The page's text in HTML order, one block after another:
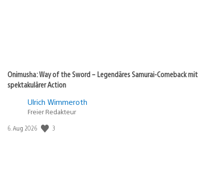
Onimusha: Way of the Sword – Legendäres Samurai-Comeback mit
spektakulärer Action
Ulrich Wimmeroth
Freier Redakteur
Veröffentlichungsdatum:
6. Aug 2026 3